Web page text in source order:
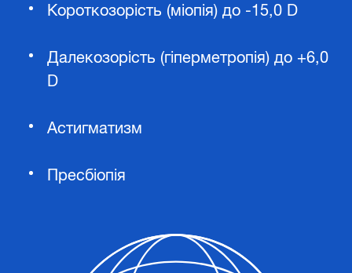
Короткозорість (міопія) до -15,0 D
Далекозорість (гіперметропія) до +6,0
D
Астигматизм
Пресбіопія